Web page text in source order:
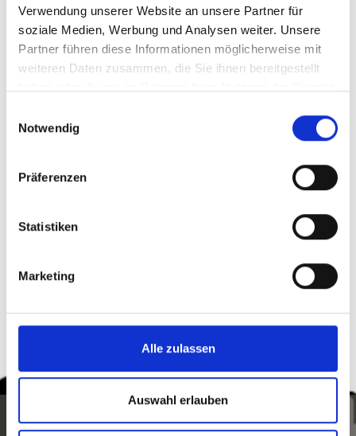
Verwendung unserer Website an unsere Partner für
soziale Medien, Werbung und Analysen weiter. Unsere
Partner führen diese Informationen möglicherweise mit
weiteren Daten zusammen, die Sie ihnen bereitgestellt
Notwendig
Präferenzen
Statistiken
Marketing
Alle zulassen
Auswahl erlauben
TECINI KG
Möslweg 35
info@tecini.com
WAR DER INHALT FÜR SIE HILFREICH?